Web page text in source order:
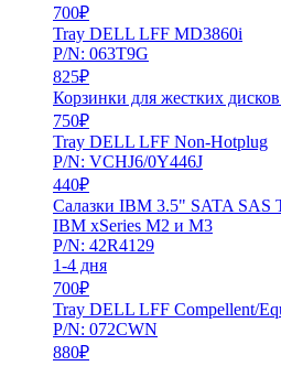
700₽
Tray DELL LFF MD3860i
P/N: 063T9G
825₽
Корзинки для жестких
750₽
Tray DELL LFF Non-Hotplug
P/N: VCHJ6/0Y446J
440₽
Салазки IBM 3.5" SATA SAS
IBM xSeries M2 и M3
P/N: 42R4129
1-4 дня
700₽
Tray DELL LFF Compellent/
P/N: 072CWN
880₽